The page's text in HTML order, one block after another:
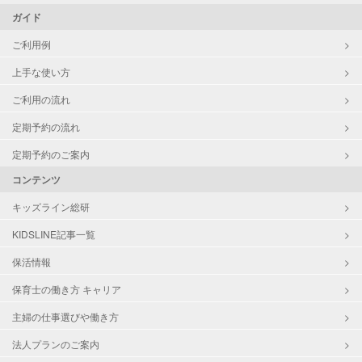
ガイド
ご利用例
上手な使い方
ご利用の流れ
定期予約の流れ
定期予約のご案内
コンテンツ
キッズライン総研
KIDSLINE記事一覧
保活情報
保育士の働き方 キャリア
主婦の仕事選びや働き方
法人プランのご案内